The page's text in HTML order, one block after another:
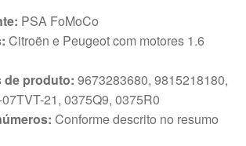
PSA FoMoCo
Citroën e Peugeot com motores 1.6
de produto: 9673283680, 9815218180,
21, 0375Q9, 0375R0
Conforme descrito no resumo